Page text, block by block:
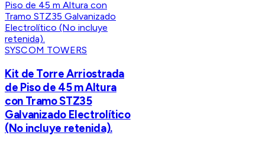
SYSCOM TOWERS
Kit de Torre Arriostrada
de Piso de 45 m Altura
con Tramo STZ35
Galvanizado Electrolítico
(No incluye retenida).